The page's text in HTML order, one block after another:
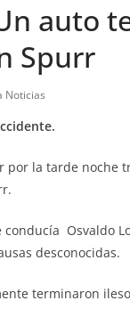
auto
Spurr
Noticias
por la tarde noche
Osvaldo
desconocidas.
terminaron